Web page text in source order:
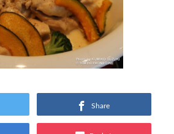
Share